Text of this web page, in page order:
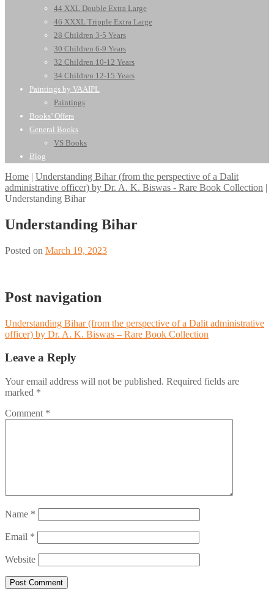
44 XXL Double Extra Large
46 XXXL Tripple Extra Large
28 Children 3-5 Years
30 Children 6-9 Years
32 Children 10-12 Years
34 Children 12-15 Years
Paintings by VAAIPL
Paintings
Books’ Offers
General Books
VS Books
Blog
Home | Understanding Bihar (from the perspective of a Dalit
administrative officer) by Dr. A. K. Biswas - Rare Book Collection |
Understanding Bihar
Understanding Bihar
Posted on March 19, 2023
Post navigation
Understanding Bihar (from the perspective of a Dalit administrative
officer) by Dr. A. K. Biswas – Rare Book Collection
Leave a Reply
Your email address will not be published. Required fields are
marked *
Comment *
Name *
Email *
Website